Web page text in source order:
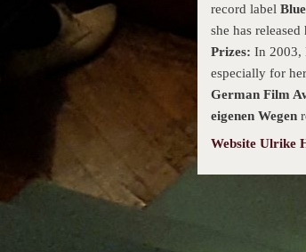
record label
she has
Prizes: In 2003,
especially for
German Film
eigenen Wegen
Website Ulrike